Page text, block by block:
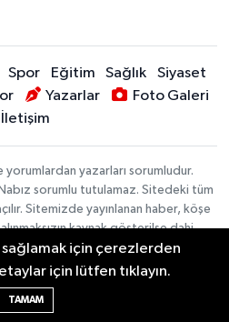
Spor Eğitim Sağlık
Siyaset
Yazarlar
Foto Galeri
İletişim
yorumlardan yazarları sorumludur.
sorumlu tutulamaz. Sitedeki tüm
Sitemizde yayınlanan haber, köşe
kaynak gösterilse dahi,
ve yayınlanamaz
© 2026
sağlamak için çerezlerden
için lütfen tıklayın.
TAMAM